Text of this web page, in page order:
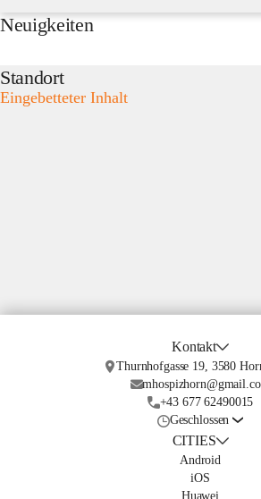
Neuigkeiten
Standort
Eingebetteter Inhalt
Kontakt
Thurnhofgasse 19, 3580
+43 677 62490015
Geschlossen
CITIES
Android
iOS
Huawei